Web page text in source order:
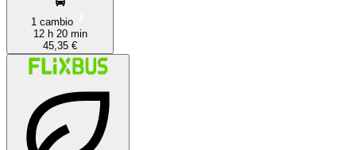
1 cambio
12 h 20 min
45,35 €